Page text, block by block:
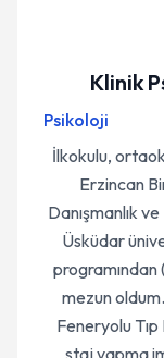
Klinik
Psikoloji
İlkokulu,
Erzincan
Danışmanlık
Üsküdar
mezun
Feneryolu
staj yapma